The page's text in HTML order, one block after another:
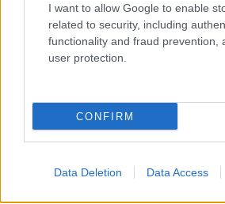
I want to allow Google to enable
related to security, including
functionality and fraud prevention,
user protection.
CONFIRM
Data Deletion Data Access
Roma sotto attacco: la
‘locale’